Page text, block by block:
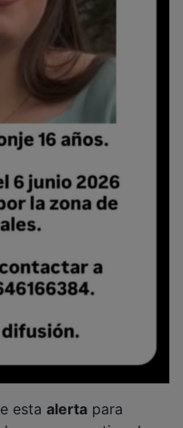
caso y garantizar la